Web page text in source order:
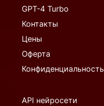
GPT-4 Turbo
Контакты
Цены
Оферта
Конфиденциальность
API нейросети